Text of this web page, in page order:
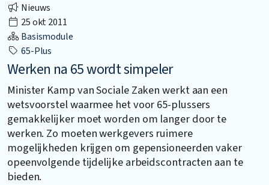
Nieuws
25 okt 2011
Basismodule
65-Plus
Werken na 65 wordt simpeler
Minister Kamp van Sociale Zaken werkt aan een
wetsvoorstel waarmee het voor 65-plussers
gemakkelijker moet worden om langer door te
werken. Zo moeten werkgevers ruimere
mogelijkheden krijgen om gepensioneerden vaker
opeenvolgende tijdelijke arbeidscontracten aan te
bieden.